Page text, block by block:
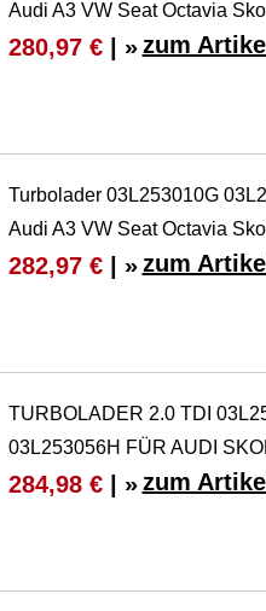
Audi A3 VW Seat Octavia
280,97 €| » zum Artikel
Turbolader 03L253010G
Audi A3 VW Seat Octavia
282,97 €| » zum Artikel
TURBOLADER 2.0 TDI
03L253056H FÜR AUDI
284,98 €| » zum Artikel